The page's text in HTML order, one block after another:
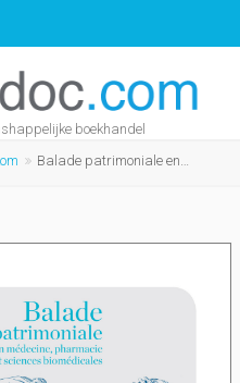
boekhandel
Balade patrimoniale en médecine, pharmacie et sciences biomédicales